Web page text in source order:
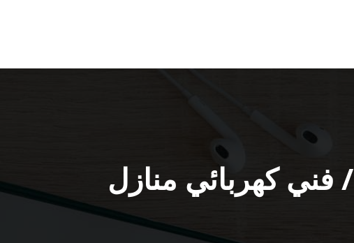
كهربائي مدينة جابر الاحمد / 97446767 / فني كهربائي منازل